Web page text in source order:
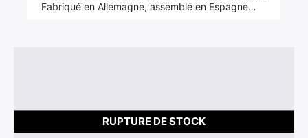
Fabriqué en Allemagne, assemblé en Espagne…
RUPTURE DE STOCK